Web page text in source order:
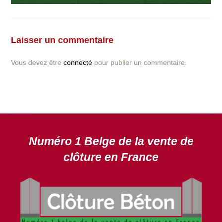
Laisser un commentaire
Vous devez êtreconnecté pour publier un commentaire.
N’hésitez pas à nous contacter ! nous vous proposerons
projet.
Numéro 1 Belge de la vente de
clôture en France